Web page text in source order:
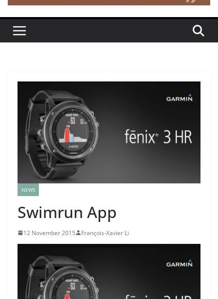
NEWS
Swimrun App
12 November 2015 François-Xavier Li